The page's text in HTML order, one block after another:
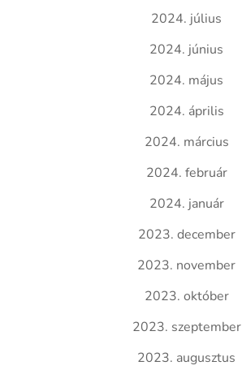
2024. július
2024. június
2024. május
2024. április
2024. március
2024. február
2024. január
2023. december
2023. november
2023. október
2023. szeptember
2023. augusztus